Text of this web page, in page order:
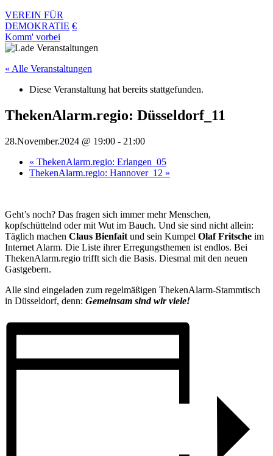
VEREIN FÜR
DEMOKRATIE €
Komm' vorbei
« Alle Veranstaltungen
Diese Veranstaltung hat bereits stattgefunden.
ThekenAlarm.regio: Düsseldorf_11
28.November.2024 @ 19:00 - 21:00
« ThekenAlarm.regio: Erlangen_05
ThekenAlarm.regio: Hannover_12 »
Geht’s noch? Das fragen sich immer mehr Menschen,
kopfschüttelnd oder mit Wut im Bauch. Und sie sind nicht allein:
Täglich machen Claus Bienfait und sein Kumpel Olaf Fritsche im
Internet Alarm. Die Liste ihrer Erregungsthemen ist endlos. Bei
ThekenAlarm.regio trifft sich die Basis. Diesmal mit den neuen
Gastgebern.
Alle sind eingeladen zum regelmäßigen ThekenAlarm-Stammtisch
in Düsseldorf, denn: Gemeinsam sind wir viele!